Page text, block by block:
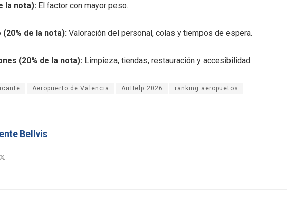
la nota): El factor con mayor peso.
de la nota): Valoración del personal, colas y tiempos de espera.
(20% de la nota): Limpieza, tiendas, restauración y accesibilidad.
Aeropuerto de Valencia AirHelp 2026 ranking aeropuetos
Bellvis